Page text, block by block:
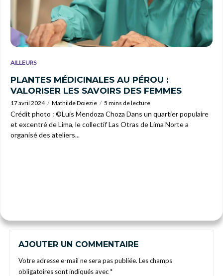
AILLEURS
PLANTES MÉDICINALES AU PÉROU :
VALORISER LES SAVOIRS DES FEMMES
17 avril 2024 Mathilde Doiezie 5 mins de lecture
Crédit photo : ©Luis Mendoza Choza Dans un quartier populaire
et excentré de Lima, le collectif Las Otras de Lima Norte a
organisé des ateliers...
AJOUTER UN COMMENTAIRE
Votre adresse e-mail ne sera pas publiée. Les champs
obligatoires sont indiqués avec*